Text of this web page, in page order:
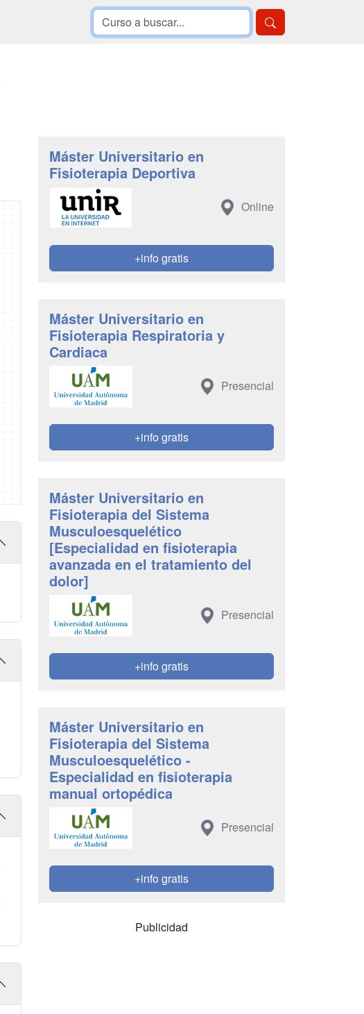
Máster Universitario en
Fisioterapia Deportiva
Online
+info gratis
Máster Universitario en
Fisioterapia Respiratoria y
Cardiaca
Presencial
+info gratis
Máster Universitario en
Fisioterapia del Sistema
Musculoesquelético
[Especialidad en fisioterapia
avanzada en el tratamiento del
dolor]
Presencial
+info gratis
Máster Universitario en
Fisioterapia del Sistema
Musculoesquelético -
Especialidad en fisioterapia
manual ortopédica
Presencial
+info gratis
Publicidad